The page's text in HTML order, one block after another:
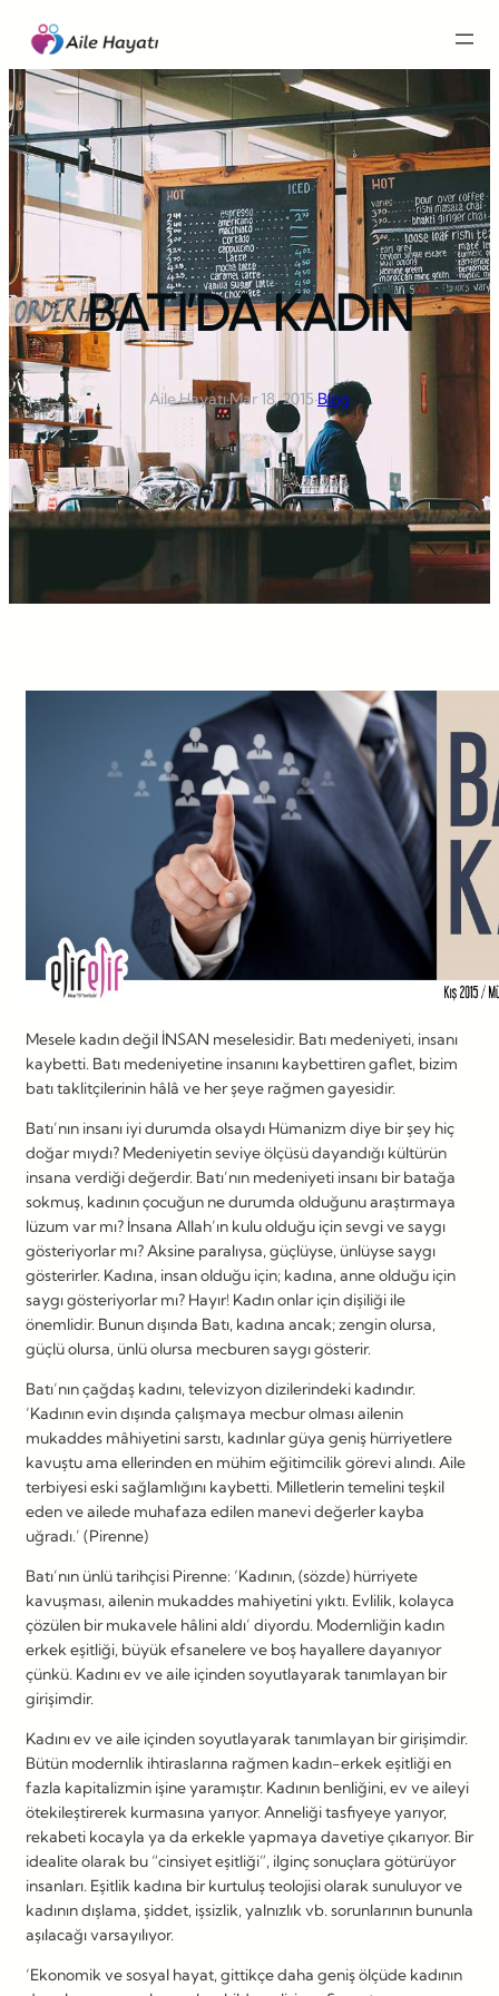
İçeriğe
geç
BATI’DA KADIN
Aile Hayatı·Mar 18, 2015·Blog
Mesele kadın değil İNSAN meselesidir. Batı medeniyeti, insanı
kaybetti. Batı medeniyetine insanını kaybettiren gaflet, bizim
batı taklitçilerinin hâlâ ve her şeye rağmen gayesidir.
Batı’nın insanı iyi durumda olsaydı Hümanizm diye bir şey hiç
doğar mıydı? Medeniyetin seviye ölçüsü dayandığı kültürün
insana verdiği değerdir. Batı’nın medeniyeti insanı bir batağa
sokmuş, kadının çocuğun ne durumda olduğunu araştırmaya
lüzum var mı? İnsana Allah’ın kulu olduğu için sevgi ve saygı
gösteriyorlar mı? Aksine paralıysa, güçlüyse, ünlüyse saygı
gösterirler. Kadına, insan olduğu için; kadına, anne olduğu için
saygı gösteriyorlar mı? Hayır! Kadın onlar için dişiliği ile
önemlidir. Bunun dışında Batı, kadına ancak; zengin olursa,
güçlü olursa, ünlü olursa mecburen saygı gösterir.
Batı’nın çağdaş kadını, televizyon dizilerindeki kadındır.
‘Kadının evin dışında çalışmaya mecbur olması ailenin
mukaddes mâhiyetini sarstı, kadınlar güya geniş hürriyetlere
kavuştu ama ellerinden en mühim eğitimcilik görevi alındı. Aile
terbiyesi eski sağlamlığını kaybetti. Milletlerin temelini teşkil
eden ve ailede muhafaza edilen manevi değerler kayba
uğradı.’ (Pirenne)
Batı’nın ünlü tarihçisi Pirenne: ‘Kadının, (sözde) hürriyete
kavuşması, ailenin mukaddes mahiyetini yıktı. Evlilik, kolayca
çözülen bir mukavele hâlini aldı’ diyordu. Modernliğin kadın
erkek eşitliği, büyük efsanelere ve boş hayallere dayanıyor
çünkü. Kadını ev ve aile içinden soyutlayarak tanımlayan bir
girişimdir.
Kadını ev ve aile içinden soyutlayarak tanımlayan bir girişimdir.
Bütün modernlik ihtiraslarına rağmen kadın-erkek eşitliği en
fazla kapitalizmin işine yaramıştır. Kadının benliğini, ev ve aileyi
ötekileştirerek kurmasına yarıyor. Anneliği tasfiyeye yarıyor,
rekabeti kocayla ya da erkekle yapmaya davetiye çıkarıyor. Bir
idealite olarak bu “cinsiyet eşitliği”, ilginç sonuçlara götürüyor
insanları. Eşitlik kadına bir kurtuluş teolojisi olarak sunuluyor ve
kadının dışlama, şiddet, işsizlik, yalnızlık vb. sorunlarının bununla
aşılacağı varsayılıyor.
‘Ekonomik ve sosyal hayat, gittikçe daha geniş ölçüde kadının